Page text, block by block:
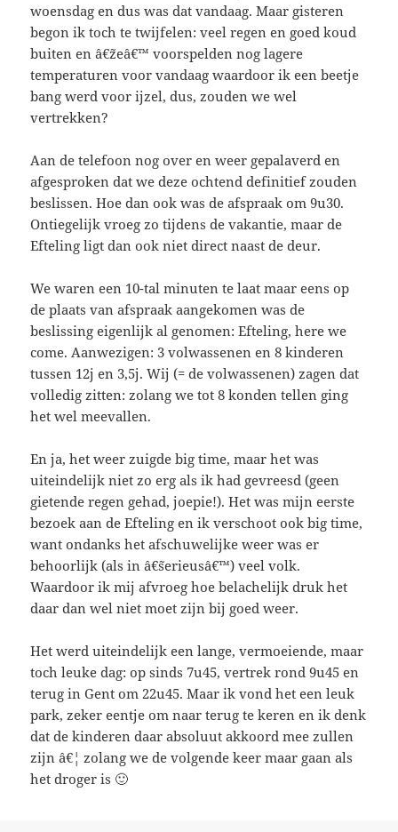
woensdag en dus was dat vandaag. Maar gisteren
begon ik toch te twijfelen: veel regen en goed koud
buiten en â€˜zeâ€™ voorspelden nog lagere
temperaturen voor vandaag waardoor ik een beetje
bang werd voor ijzel, dus, zouden we wel
vertrekken?
Aan de telefoon nog over en weer gepalaverd en
afgesproken dat we deze ochtend definitief zouden
beslissen. Hoe dan ook was de afspraak om 9u30.
Ontiegelijk vroeg zo tijdens de vakantie, maar de
Efteling ligt dan ook niet direct naast de deur.
We waren een 10-tal minuten te laat maar eens op
de plaats van afspraak aangekomen was de
beslissing eigenlijk al genomen: Efteling, here we
come. Aanwezigen: 3 volwassenen en 8 kinderen
tussen 12j en 3,5j. Wij (= de volwassenen) zagen dat
volledig zitten: zolang we tot 8 konden tellen ging
het wel meevallen.
En ja, het weer zuigde big time, maar het was
uiteindelijk niet zo erg als ik had gevreesd (geen
gietende regen gehad, joepie!). Het was mijn eerste
bezoek aan de Efteling en ik verschoot ook big time,
want ondanks het afschuwelijke weer was er
behoorlijk (als in â€˜serieusâ€™) veel volk.
Waardoor ik mij afvroeg hoe belachelijk druk het
daar dan wel niet moet zijn bij goed weer.
Het werd uiteindelijk een lange, vermoeiende, maar
toch leuke dag: op sinds 7u45, vertrek rond 9u45 en
terug in Gent om 22u45. Maar ik vond het een leuk
park, zeker eentje om naar terug te keren en ik denk
dat de kinderen daar absoluut akkoord mee zullen
zijn â€¦ zolang we de volgende keer maar gaan als
het droger is 🙂